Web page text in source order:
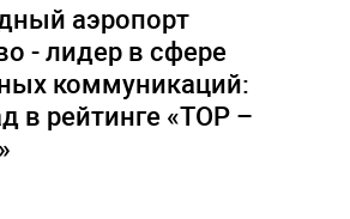
аэропорт
- лидер в сфере
коммуникаций:
в рейтинге «TOP –